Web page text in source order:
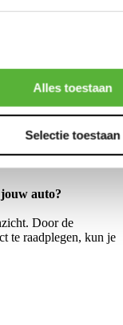
Alles toestaan
Selectie toestaan
dat het niet
is ontworpen.
waardoor ze
auto?
Door de
te raadplegen, kun je